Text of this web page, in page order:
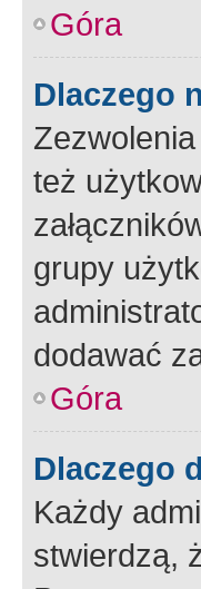
Góra
Dlaczego
też
grupy
dodawać
Góra
Dlaczego
Każdy
stwierdzą,